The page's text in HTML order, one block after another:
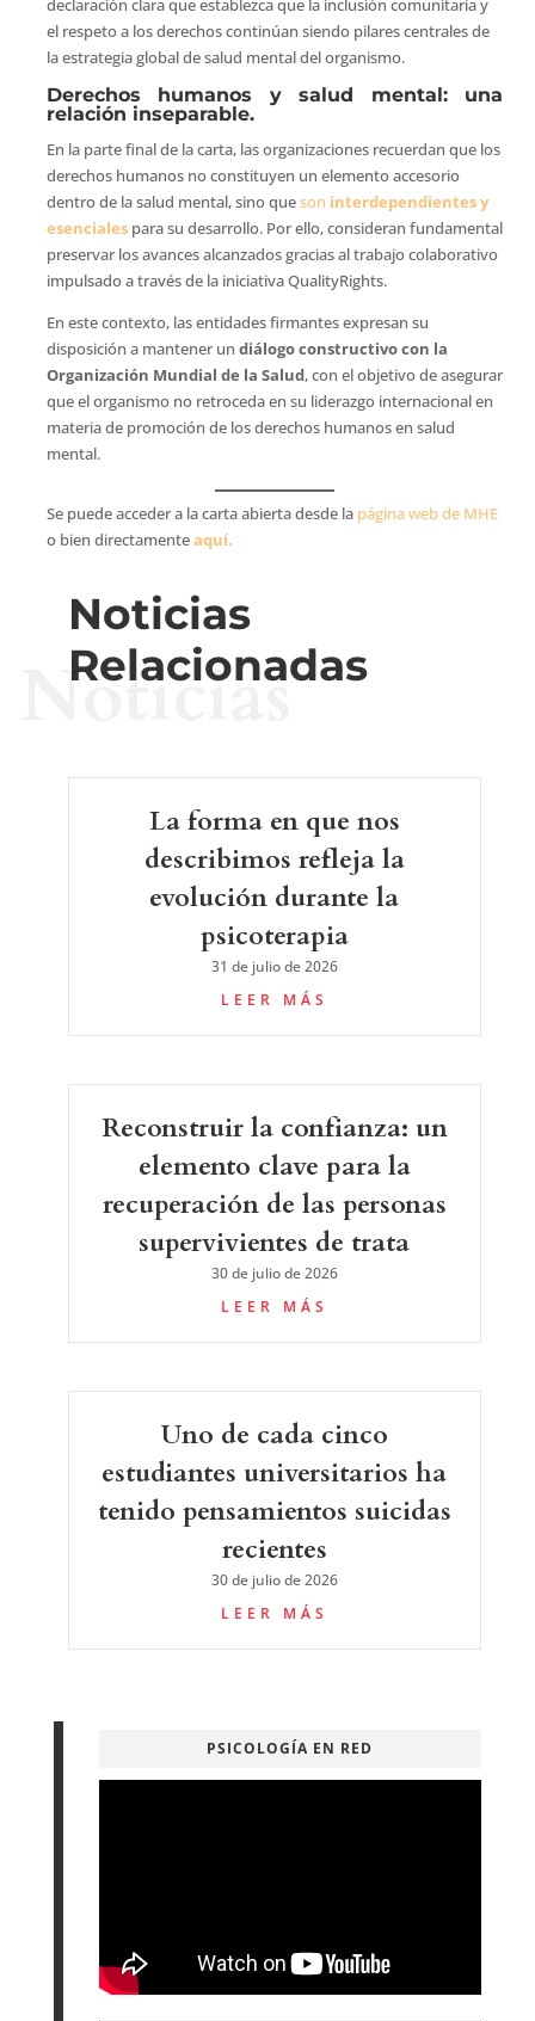
declaración clara que establezca que la inclusión comunitaria y
el respeto a los derechos continúan siendo pilares centrales de
la estrategia global de salud mental del organismo.
Derechos humanos y salud mental: una
relación inseparable.
En la parte final de la carta, las organizaciones recuerdan que los
derechos humanos no constituyen un elemento accesorio
dentro de la salud mental, sino queson interdependientes y
esencialespara su desarrollo. Por ello, consideran fundamental
preservar los avances alcanzados gracias al trabajo colaborativo
impulsado a través de la iniciativa QualityRights.
En este contexto, las entidades firmantes expresan su
disposición a mantener un diálogo constructivo con la
Organización Mundial de la Salud, con el objetivo de asegurar
que el organismo no retroceda en su liderazgo internacional en
materia de promoción de los derechos humanos en salud
mental.
Se puede acceder a la carta abierta desde la página web de MHE
o bien directamenteaquí.
Noticias
Relacionadas
Noticias
La forma en que nos
describimos refleja la
evolución durante la
psicoterapia
31 de julio de 2026
LEER MÁS
Reconstruir la confianza: un
elemento clave para la
recuperación de las personas
supervivientes de trata
30 de julio de 2026
LEER MÁS
Uno de cada cinco
estudiantes universitarios ha
tenido pensamientos suicidas
recientes
30 de julio de 2026
LEER MÁS
PSICOLOGÍA EN RED